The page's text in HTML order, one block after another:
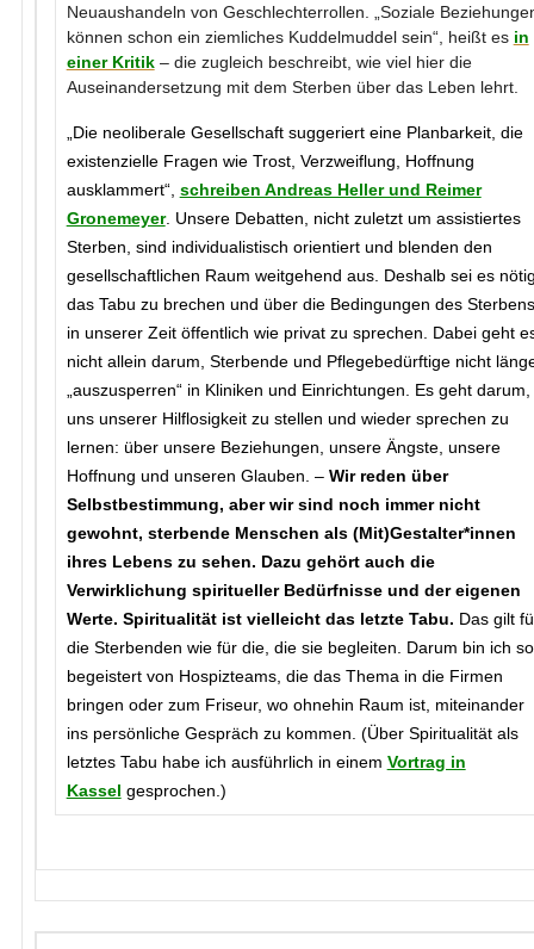
Neuaushandeln von Geschlechterrollen. „Soziale
können schon ein ziemliches Kuddelmuddel sein“, heißt es in
einer Kritik– die zugleich beschreibt, wie viel hier die
Auseinandersetzung mit dem Sterben über das Leben lehrt.
„Die neoliberale Gesellschaft suggeriert eine Planbarkeit, die
existenzielle Fragen wie Trost, Verzweiflung, Hoffnung
ausklammert“, schreiben Andreas Heller und Reimer
Gronemeyer. Unsere Debatten, nicht zuletzt um assistiertes
Sterben, sind individualistisch orientiert und blenden den
gesellschaftlichen Raum weitgehend aus. Deshalb sei es
das Tabu zu brechen und über die Bedingungen des Sterbens
in unserer Zeit öffentlich wie privat zu sprechen. Dabei geht
nicht allein darum, Sterbende und Pflegebedürftige nicht
„auszusperren“ in Kliniken und Einrichtungen. Es geht darum,
uns unserer Hilflosigkeit zu stellen und wieder sprechen zu
lernen: über unsere Beziehungen, unsere Ängste, unsere
Hoffnung und unseren Glauben. – Wir reden über
Selbstbestimmung, aber wir sind noch immer nicht
gewohnt, sterbende Menschen als (Mit)Gestalter*innen
ihres Lebens zu sehen. Dazu gehört auch die
Verwirklichung spiritueller Bedürfnisse und der eigenen
Werte. Spiritualität ist vielleicht das letzte Tabu. Das gilt
die Sterbenden wie für die, die sie begleiten. Darum bin ich so
begeistert von Hospizteams, die das Thema in die Firmen
bringen oder zum Friseur, wo ohnehin Raum ist, miteinander
ins persönliche Gespräch zu kommen. (Über Spiritualität als
letztes Tabu habe ich ausführlich in einem Vortrag in
Kassel gesprochen.)